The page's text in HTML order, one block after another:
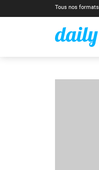
Tous nos formats